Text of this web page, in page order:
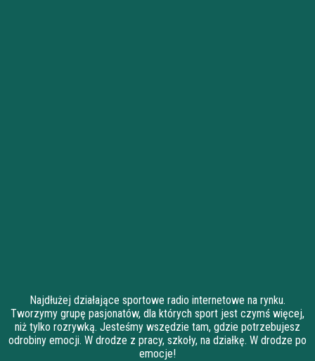
Najdłużej działające sportowe radio internetowe na rynku.
Tworzymy grupę pasjonatów, dla których sport jest czymś więcej,
niż tylko rozrywką. Jesteśmy wszędzie tam, gdzie potrzebujesz
odrobiny emocji. W drodze z pracy, szkoły, na działkę. W drodze po
emocje!